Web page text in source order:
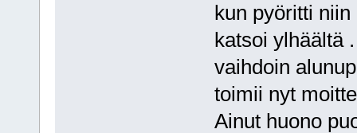
kun pyöritti
katsoi ylhäältä .
vaihdoin
toimii nyt
Ainut huono